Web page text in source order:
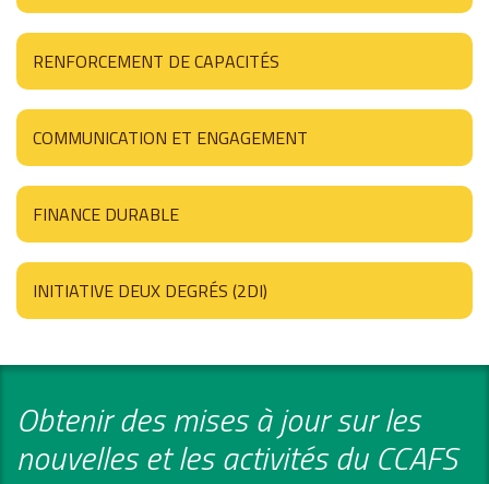
RENFORCEMENT DE CAPACITÉS
COMMUNICATION ET ENGAGEMENT
FINANCE DURABLE
INITIATIVE DEUX DEGRÉS (2DI)
Obtenir des mises à jour sur les
nouvelles et les activités du CCAFS